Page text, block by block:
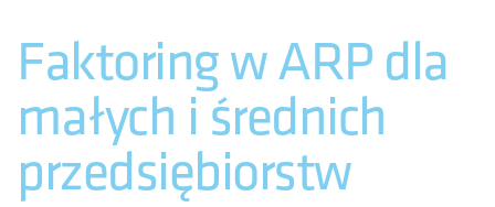
Faktoring w ARP dla
małych i średnich
przedsiębiorstw